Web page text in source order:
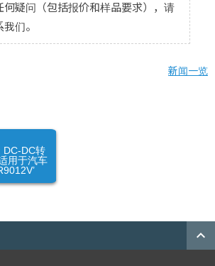
何疑问（包括报价和样品要求），请
们。
新闻一览
DC-DC转
用于汽车
expand_less